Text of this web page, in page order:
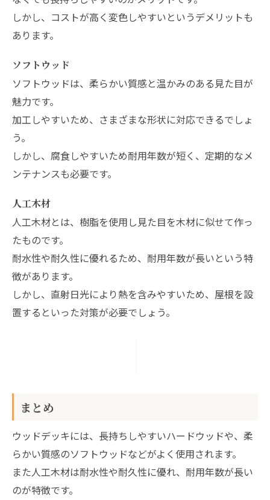
しかし、コストが高く変色しやすいというデメリットも
あります。
ソフトウッド
ソフトウッドは、柔らかい質感と温かみのある見た目が
魅力です。
加工しやすいため、さまざまな形状に対応できるでしょ
う。
しかし、腐食しやすいため耐用年数が短く、定期的なメ
ンテナンスも必要です。
人工木材
人工木材とは、樹脂を使用し見た目を木材に似せて作っ
たものです。
耐水性や耐久性に優れるため、耐用年数が長いという特
徴があります。
しかし、直射日光により熱を含みやすいため、屋根を設
置するといった対策が必要でしょう。
まとめ
ウッドデッキには、長持ちしやすいハードウッドや、柔
らかい質感のソフトウッドなどがよく使用されます。
また人工木材は耐水性や耐久性に優れ、耐用年数が長い
のが特徴です。